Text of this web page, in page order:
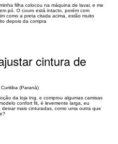
filha colocou na máquina de lavar, e me
pó. O couro está intacto, porém com
como a preta citada acima, estão muito
depois da compra
cintura de
(Paraná)
da loja tng, e comprou algumas camisas
confort fit, é levemente larga, eu
mais cinturadas, como uma outra que